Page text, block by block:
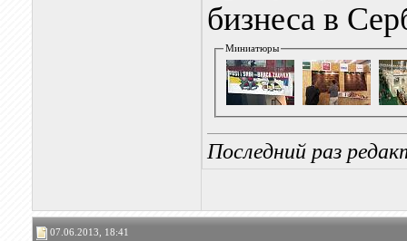
бизнеса в
Миниатюры
Последний раз
07.06.2013, 18:41